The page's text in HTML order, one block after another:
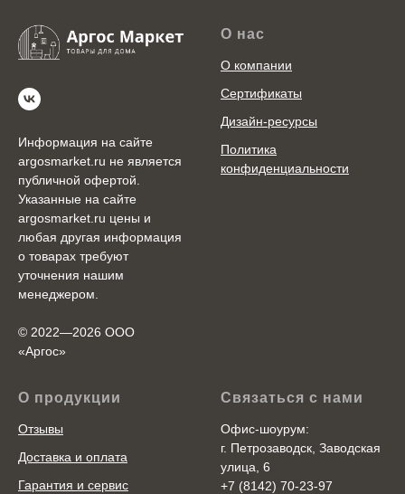
Информация на сайте
argosmarket.ru не является
публичной офертой.
Указанные на сайте
argosmarket.ru цены и
любая другая информация
о товарах требуют
уточнения нашим
менеджером.
© 2022—2026 ООО
«Аргоc»
О нас
О компании
Сертификаты
Дизайн-ресурсы
Политика
конфиденциальности
О продукции
Отзывы
Доставка и оплата
Гарантия и сервис
Связаться с нами
Офис-шоурум:
г. Петрозаводск, Заводская
улица, 6
+7 (8142) 70-23-97